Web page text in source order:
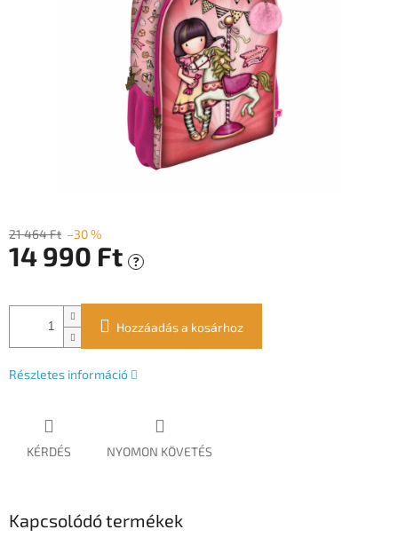
21 464 Ft –30 %
14 990 Ft ?
Hozzáadás a kosárhoz
Részletes információ
KÉRDÉS NYOMON KÖVETÉS
Kapcsolódó termékek